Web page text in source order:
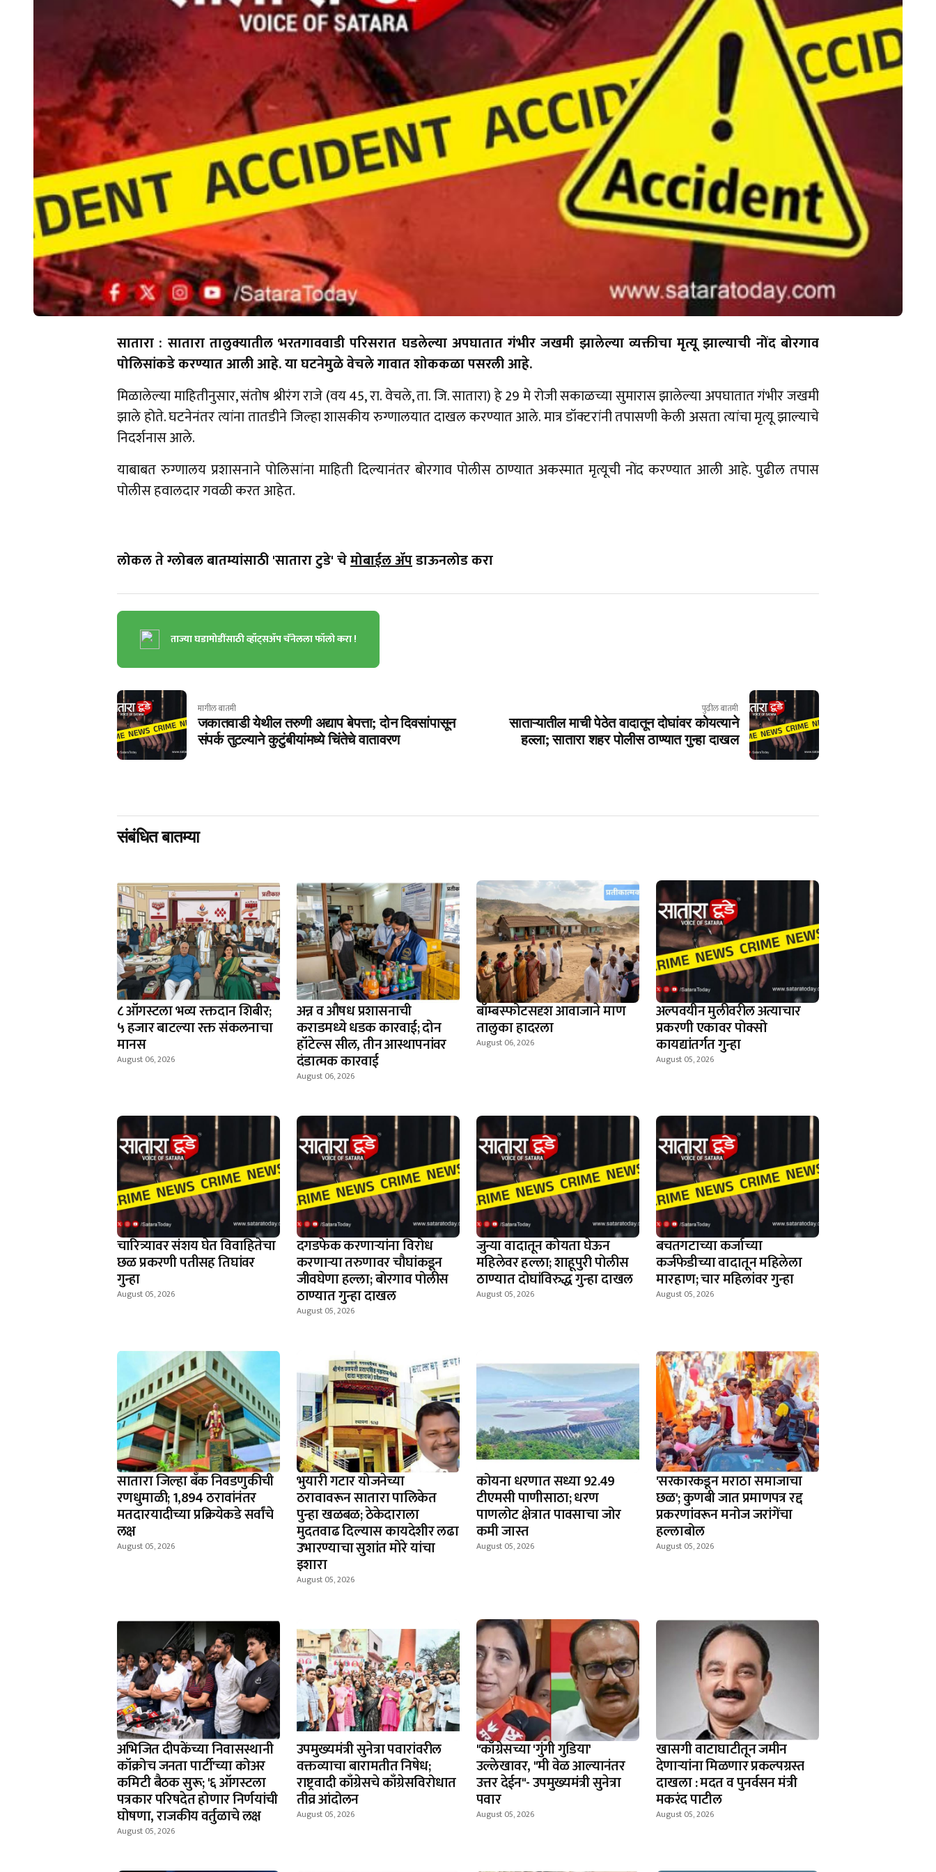
सातारा : सातारा तालुक्यातील भरतगाववाडी परिसरात घडलेल्या अपघातात गंभीर जखमी झालेल्या व्यक्तीचा मृत्यू झाल्याची नोंद बोरगाव
पोलिसांकडे करण्यात आली आहे. या घटनेमुळे वेचले गावात शोककळा पसरली आहे.
मिळालेल्या माहितीनुसार, संतोष श्रीरंग राजे (वय 45, रा. वेचले, ता. जि. सातारा) हे 29 मे रोजी सकाळच्या सुमारास झालेल्या अपघातात गंभीर जखमी
झाले होते. घटनेनंतर त्यांना तातडीने जिल्हा शासकीय रुग्णालयात दाखल करण्यात आले. मात्र डॉक्टरांनी तपासणी केली असता त्यांचा मृत्यू झाल्याचे
निदर्शनास आले.
याबाबत रुग्णालय प्रशासनाने पोलिसांना माहिती दिल्यानंतर बोरगाव पोलीस ठाण्यात अकस्मात मृत्यूची नोंद करण्यात आली आहे. पुढील तपास
पोलीस हवालदार गवळी करत आहेत.
लोकल ते ग्लोबल बातम्यांसाठी 'सातारा टुडे' चेमोबाईल ॲपडाऊनलोड करा
ताज्या घडामोडींसाठी व्हॉट्सॲप चॅनेलला फॉलो करा !
मागील बातमी
जकातवाडी येथील तरुणी अद्याप बेपत्ता; दोन दिवसांपासून
संपर्क तुटल्याने कुटुंबीयांमध्ये चिंतेचे वातावरण
पुढील बातमी
साताऱ्यातील माची पेठेत वादातून दोघांवर कोयत्याने
हल्ला; सातारा शहर पोलीस ठाण्यात गुन्हा दाखल
संबंधित बातम्या
८ ऑगस्टला भव्य रक्तदान शिबीर;
५ हजार बाटल्या रक्त संकलनाचा
मानस
August 06, 2026
अन्न व औषध प्रशासनाची
कराडमध्ये धडक कारवाई; दोन
हॉटेल्स सील, तीन आस्थापनांवर
दंडात्मक कारवाई
August 06, 2026
बॉम्बस्फोटसदृश आवाजाने माण
तालुका हादरला
August 06, 2026
अल्पवयीन मुलीवरील अत्याचार
प्रकरणी एकावर पोक्सो
कायद्यांतर्गत गुन्हा
August 05, 2026
चारित्र्यावर संशय घेत विवाहितेचा
छळ प्रकरणी पतीसह तिघांवर
गुन्हा
August 05, 2026
दगडफेक करणार्‍यांना विरोध
करणार्‍या तरुणावर चौघांकडून
जीवघेणा हल्ला; बोरगाव पोलीस
ठाण्यात गुन्हा दाखल
August 05, 2026
जुन्या वादातून कोयता घेऊन
महिलेवर हल्ला; शाहूपुरी पोलीस
ठाण्यात दोघांविरुद्ध गुन्हा दाखल
August 05, 2026
बचतगटाच्या कर्जाच्या
कर्जफेडीच्या वादातून महिलेला
मारहाण; चार महिलांवर गुन्हा
August 05, 2026
सातारा जिल्हा बँक निवडणुकीची
रणधुमाळी; 1,894 ठरावांनंतर
मतदारयादीच्या प्रक्रियेकडे सर्वांचे
लक्ष
August 05, 2026
भुयारी गटार योजनेच्या
ठरावावरून सातारा पालिकेत
पुन्हा खळबळ; ठेकेदाराला
मुदतवाढ दिल्यास कायदेशीर लढा
उभारण्याचा सुशांत मोरे यांचा
इशारा
August 05, 2026
कोयना धरणात सध्या 92.49
टीएमसी पाणीसाठा; धरण
पाणलोट क्षेत्रात पावसाचा जोर
कमी जास्त
August 05, 2026
'सरकारकडून मराठा समाजाचा
छळ'; कुणबी जात प्रमाणपत्र रद्द
प्रकरणांवरून मनोज जरांगेंचा
हल्लाबोल
August 05, 2026
अभिजित दीपकेंच्या निवासस्थानी
कॉक्रोच जनता पार्टी'च्या कोअर
कमिटी बैठक सुरू; '६ ऑगस्टला
पत्रकार परिषदेत होणार निर्णयांची
घोषणा, राजकीय वर्तुळाचे लक्ष
August 05, 2026
उपमुख्यमंत्री सुनेत्रा पवारांवरील
वक्तव्याचा बारामतीत निषेध;
राष्ट्रवादी काँग्रेसचे काँग्रेसविरोधात
तीव्र आंदोलन
August 05, 2026
"काँग्रेसच्या 'गुंगी गुडिया'
उल्लेखावर, "मी वेळ आल्यानंतर
उत्तर देईन"- उपमुख्यमंत्री सुनेत्रा
पवार
August 05, 2026
खासगी वाटाघाटीतून जमीन
देणाऱ्यांना मिळणार प्रकल्पग्रस्त
दाखला : मदत व पुनर्वसन मंत्री
मकरंद पाटील
August 05, 2026